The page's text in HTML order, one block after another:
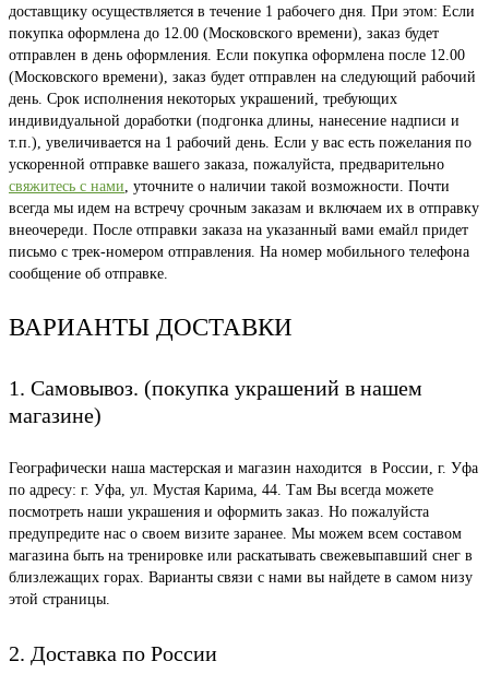
доставщику осуществляется в течение 1 рабочего дня. При этом: Если
покупка оформлена до 12.00 (Московского времени), заказ будет
отправлен в день оформления. Если покупка оформлена после 12.00
(Московского времени), заказ будет отправлен на следующий рабочий
день. Срок исполнения некоторых украшений, требующих
индивидуальной доработки (подгонка длины, нанесение надписи и
т.п.), увеличивается на 1 рабочий день. Если у вас есть пожелания по
ускоренной отправке вашего заказа, пожалуйста, предварительно
свяжитесь с нами, уточните о наличии такой возможности. Почти
всегда мы идем на встречу срочным заказам и включаем их в отправку
внеочереди. После отправки заказа на указанный вами емайл придет
письмо с трек-номером отправления. На номер мобильного телефона
сообщение об отправке.
ВАРИАНТЫ ДОСТАВКИ
1. Самовывоз. (покупка украшений в нашем
магазине)
Географически наша мастерская и магазин находится в России, г. Уфа
по адресу: г. Уфа, ул. Мустая Карима, 44. Там Вы всегда можете
посмотреть наши украшения и оформить заказ. Но пожалуйста
предупредите нас о своем визите заранее. Мы можем всем составом
магазина быть на тренировке или раскатывать свежевыпавший снег в
близлежащих горах. Варианты связи с нами вы найдете в самом низу
этой страницы.
2. Доставка по России